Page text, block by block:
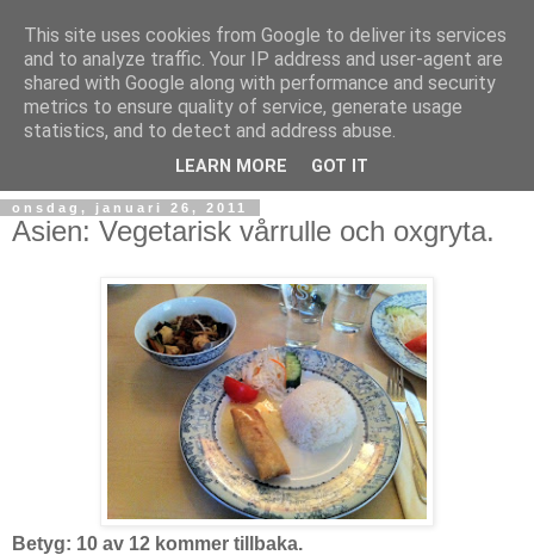
onsdag, januari 26, 2011
Asien: Vegetarisk vårrulle och oxgryta.
Betyg: 10 av 12 kommer tillbaka.
This site uses cookies from Google to deliver its services
and to analyze traffic. Your IP address and user-agent are
shared with Google along with performance and security
metrics to ensure quality of service, generate usage
statistics, and to detect and address abuse.
LEARN MORE GOT IT